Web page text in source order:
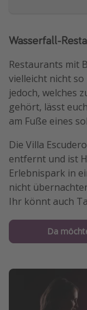
Last Minute
Last Minute
Wasserfall-
Restaurants mit
vielleicht nicht
jedoch, welches
gehört, lässt
am Fuße eines
Die Villa
entfernt und ist
Erlebnispark in
nicht
Ihr könnt auch
Da